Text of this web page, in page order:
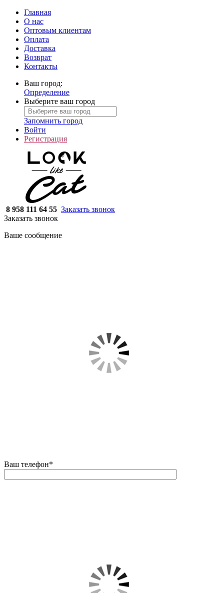
Главная
О нас
Оптовым клиентам
Оплата
Доставка
Возврат
Контакты
Ваш город:
Определение
Выберите ваш город
Запомнить город
Войти
Регистрация
8 958 111 64 55 Заказать звонок
Заказать звонок
Ваше сообщение
Ваш телефон*